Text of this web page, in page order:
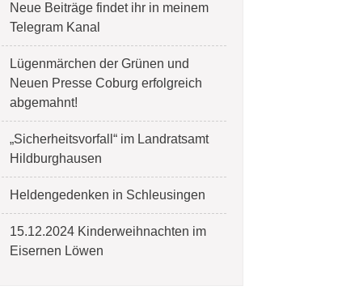
Neue Beiträge findet ihr in meinem
Telegram Kanal
Lügenmärchen der Grünen und
Neuen Presse Coburg erfolgreich
abgemahnt!
„Sicherheitsvorfall“ im Landratsamt
Hildburghausen
Heldengedenken in Schleusingen
15.12.2024 Kinderweihnachten im
Eisernen Löwen